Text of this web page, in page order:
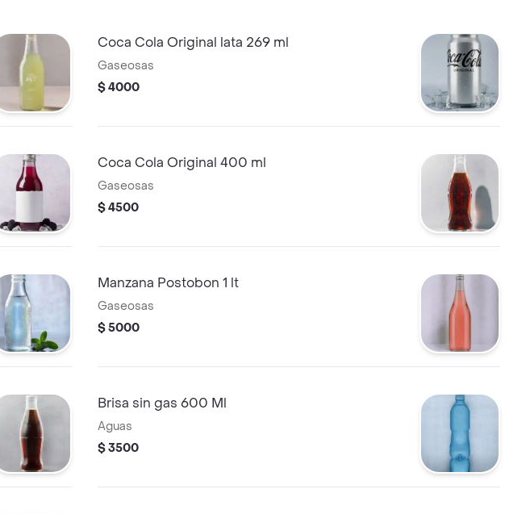
Coca Cola Original lata 269 ml
Gaseosas
$ 4000
Coca Cola Original 400 ml
Gaseosas
$ 4500
Manzana Postobon 1 lt
Gaseosas
$ 5000
Brisa sin gas 600 Ml
Aguas
$ 3500